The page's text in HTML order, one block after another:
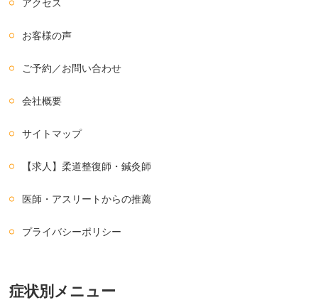
アクセス
お客様の声
ご予約／お問い合わせ
会社概要
サイトマップ
【求人】柔道整復師・鍼灸師
医師・アスリートからの推薦
プライバシーポリシー
症状別メニュー